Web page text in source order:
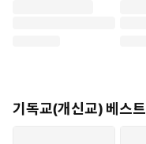
기독교(개신교) 베스트